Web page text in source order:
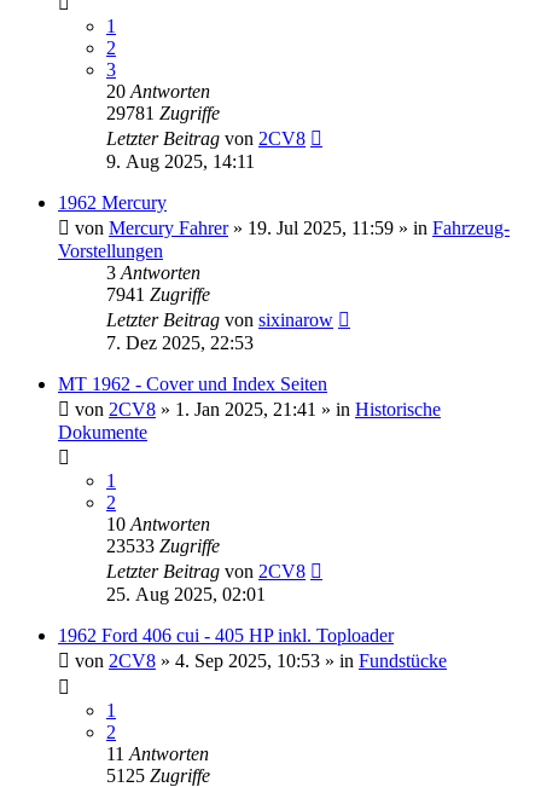
1
2
3
20 Antworten
29781 Zugriffe
Letzter Beitrag von 2CV8
9. Aug 2025, 14:11
1962 Mercury
von Mercury Fahrer» 19. Jul 2025, 11:59 » in Fahrzeug-
Vorstellungen
3 Antworten
7941 Zugriffe
Letzter Beitrag von sixinarow
7. Dez 2025, 22:53
MT 1962 - Cover und Index Seiten
von 2CV8 » 1. Jan 2025, 21:41 » in Historische
Dokumente
1
2
10 Antworten
23533 Zugriffe
Letzter Beitrag von 2CV8
25. Aug 2025, 02:01
1962 Ford 406 cui - 405 HP inkl. Toploader
von 2CV8 » 4. Sep 2025, 10:53 » in Fundstücke
1
2
11 Antworten
5125 Zugriffe